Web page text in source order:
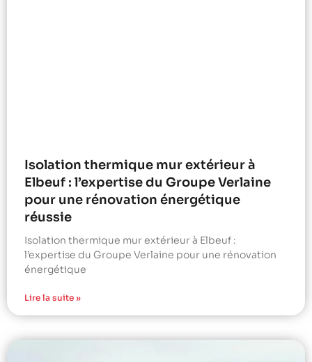
Isolation thermique mur extérieur à
Elbeuf : l’expertise du Groupe Verlaine
pour une rénovation énergétique
réussie
Isolation thermique mur extérieur à Elbeuf :
l’expertise du Groupe Verlaine pour une rénovation
énergétique
Lire la suite »